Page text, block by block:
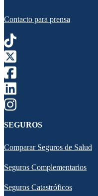
Contacto para prensa
SEGUROS
Comparar Seguros de Salud
Seguros Complementarios
Seguros Catastróficos